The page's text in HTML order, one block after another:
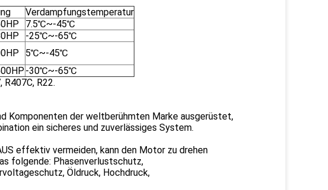
Verdampfungstemperatur
7.5℃~-45℃
-25℃~-65℃
5℃~-45℃
-30℃~-65℃
R22.
Komponenten der weltberühmten Marke ausgerüstet,
ein sicheres und zuverlässiges System.
effektiv vermeiden, kann den Motor zu drehen
folgende: Phasenverlustschutz,
Öldruck, Hochdruck,